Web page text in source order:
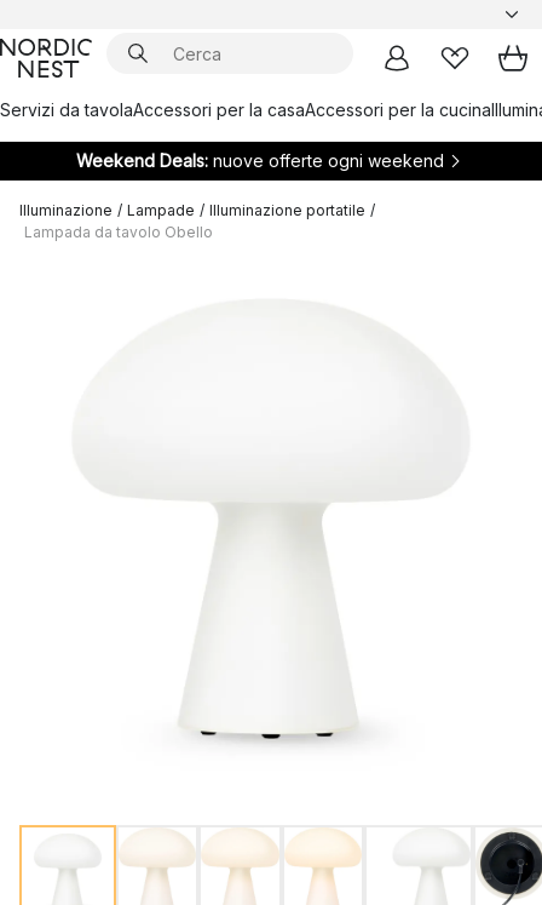
Servizi da tavolaAccessori per la casaAccessori per la cucina
Weekend Deals: nuove offerte ogni weekend
Illuminazione / Lampade / Illuminazione portatile /
Lampada da tavolo Obello